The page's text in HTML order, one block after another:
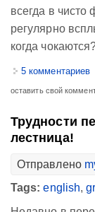
всегда в
регулярно
когда
5 комментариев
оставить свой
Трудности
лестница!
Отправлено
Tags:english,